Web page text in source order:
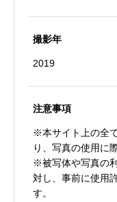
撮影年
2019
注意事項
※本サイト上の全
り、写真の使用に
※被写体や写真の
対し、事前に使用
す。